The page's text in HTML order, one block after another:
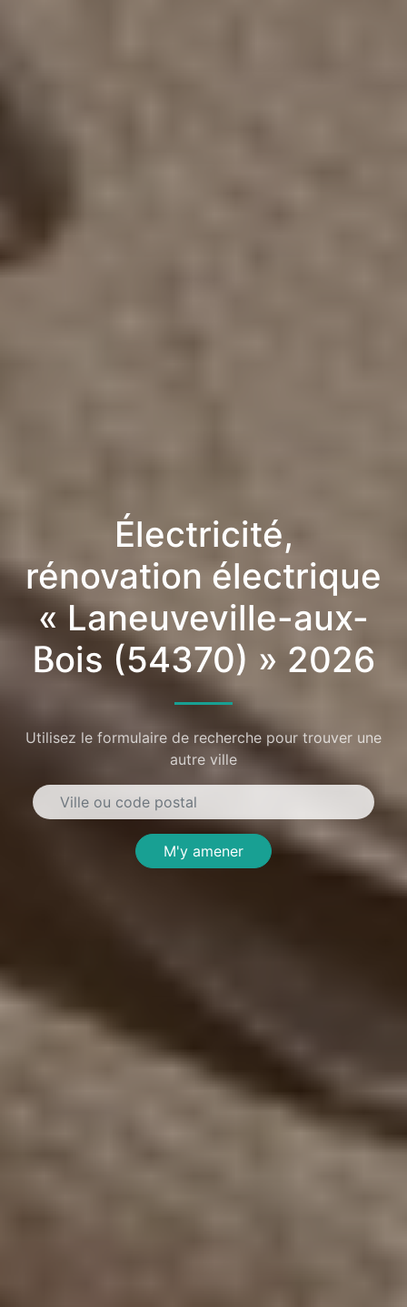
Électricité,
rénovation électrique
« Laneuveville-aux-
Bois (54370) » 2026
Utilisez le formulaire de recherche pour trouver une
autre ville
M'y amener